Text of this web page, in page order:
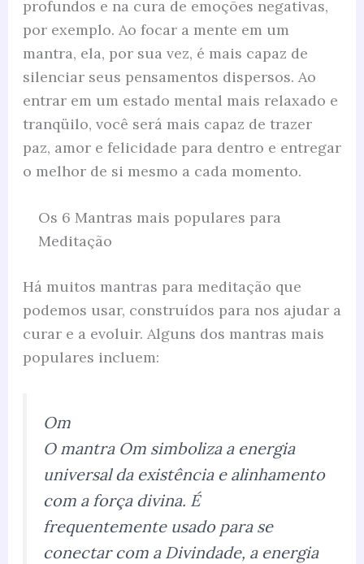
profundos e na cura de emoções negativas,
por exemplo. Ao focar a mente em um
mantra, ela, por sua vez, é mais capaz de
silenciar seus pensamentos dispersos. Ao
entrar em um estado mental mais relaxado e
tranqüilo, você será mais capaz de trazer
paz, amor e felicidade para dentro e entregar
o melhor de si mesmo a cada momento.
Os 6 Mantras mais populares para
Meditação
Há muitos mantras para meditação que
podemos usar, construídos para nos ajudar a
curar e a evoluir. Alguns dos mantras mais
populares incluem:
Om
O mantra Om simboliza a energia
universal da existência e alinhamento
com a força divina. É
frequentemente usado para se
conectar com a Divindade, a energia